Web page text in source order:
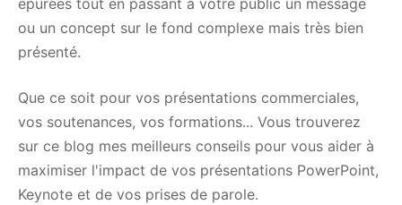
épurées tout en passant à votre public un message
ou un concept sur le fond complexe mais très bien
présenté.
Que ce soit pour vos présentations commerciales,
vos soutenances, vos formations... Vous trouverez
sur ce blog mes meilleurs conseils pour vous aider à
maximiser l'impact de vos présentations PowerPoint,
Keynote et de vos prises de parole.